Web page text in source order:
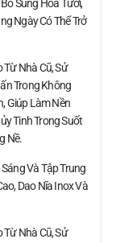
Sung Hoa Tươi,
Ngày Có Thể Trở
Từ Nhà Cũ, Sử
Trong Không
Giúp Làm Nền
Tinh Trong Suốt
Nề.
Và Tập Trung
Dao Nĩa Inox Và
Từ Nhà Cũ, Sử